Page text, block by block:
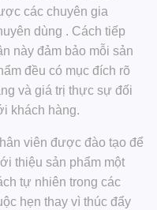
các chuyên gia
dùng . Cách tiếp
này đảm bảo mỗi sản
đều có mục đích rõ
và giá trị thực sự đối
khách hàng.
viên được đào tạo để
thiệu sản phẩm một
tự nhiên trong các
hẹn thay vì thúc đẩy